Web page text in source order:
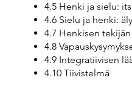
4.5 Henki ja sielu:
4.6 Sielu ja henki:
4.7 Henkisen
4.8
4.9 Integratiivisen
4.10 Tiivistelmä